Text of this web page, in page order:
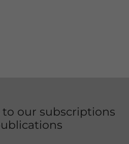
to our subscriptions